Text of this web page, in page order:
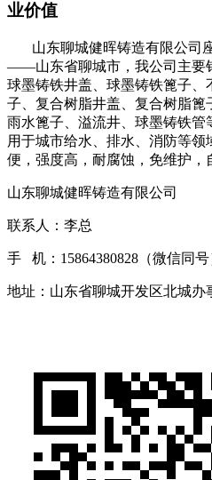
业价值
山东聊城健晖铸造有限公司
——山东省聊城市，我公司主要
球墨铸铁井盖、球墨铸铁篦子、
子、复合树脂井盖、复合树脂篦
雨水篦子、溢流井、球墨铸铁
用于城市给水、排水、消防等
便，强度高，耐腐蚀，免维护，
山东聊城健晖铸造有限公司
联系人：李总
手 机：15864380828（微信同号
地址：山东省聊城开发区北城办